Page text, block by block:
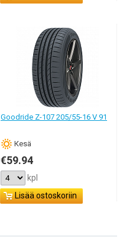
Goodride Z-107 205/55-16 V 91
Кesä
€59.94
kpl
Lisää ostoskoriin